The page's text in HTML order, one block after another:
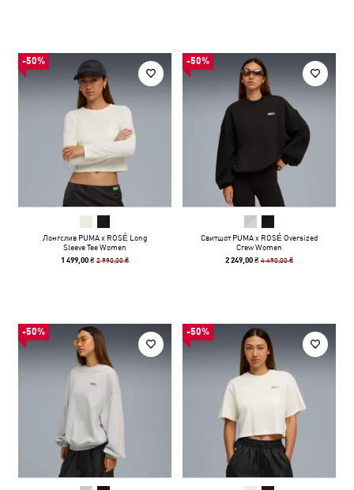
-50%
Лонгслив PUMA x ROSÉ Long
Sleeve Tee Women
1 499,00 ₴2 990,00 ₴
-50%
Свитшот PUMA x ROSÉ Oversized
Crew Women
2 249,00 ₴4 490,00 ₴
-50% -50%